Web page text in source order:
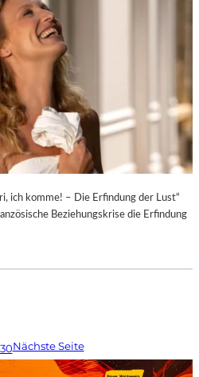
ich komme! – Die Erfindung der Lust“
Beziehungskrise die Erfindung
Nächste Seite